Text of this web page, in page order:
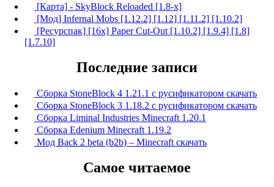
[Карта] - SkyBlock Reloaded [1.8-x]
[Мод] Infernal Mobs [1.12.2] [1.12] [1.11.2] [1.10.2]
[Ресурспак] [16x] Paper Cut-Out [1.10.2] [1.9.4] [1.8]
[1.7.10]
Последние записи
Сборка StoneBlock 4 1.21.1 с русификатором скачать
Сборка StoneBlock 3 1.18.2 с русификатором скачать
Сборка Liminal Industries Minecraft 1.20.1
Сборка Edenium Minecraft 1.19.2
Мод Back 2 beta (b2b) – Minecraft скачать
Самое читаемое